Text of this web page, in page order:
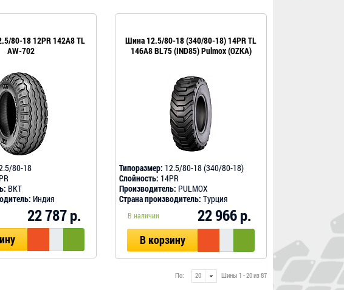
80-18 12PR 142A8 TL
AW-702
80-18
BKT
Индия
22 787 р.
Шина 12.5/80-18 (340/80-18) 14PR TL
146A8 BL75 (IND85) Pulmox (OZKA)
Типоразмер: 12.5/80-18 (340/80-18)
Слойность: 14PR
Производитель: PULMOX
Страна производитель: Турция
В наличии 22 966 р.
В корзину
По: Шины 1 - 20 из 87